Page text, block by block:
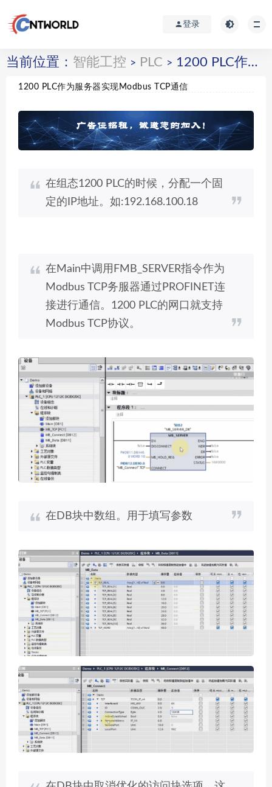
登录
当前位置： 智能工控 > PLC > 1200 PLC作为服务器实现Modbus TCP通信
1200 PLC作为服务器实现Modbus TCP通信
在组态1200 PLC的时候，分配一个固
定的IP地址。如:192.168.100.18
在Main中调用FMB_SERVER指令作为
Modbus TCP务服器通过PROFINET连
接进行通信。1200 PLC的网口就支持
Modbus TCP协议。
在DB块中数组。用于填写参数